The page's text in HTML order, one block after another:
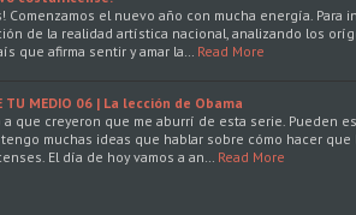
Comenzamos el nuevo año con mucha energía. Para
de la realidad artística nacional, analizando los
que afirma sentir y amar la… Read More
TU MEDIO 06 | La lección de Obama
a que creyeron que me aburrí de esta serie. Pueden
muchas ideas que hablar sobre cómo hacer que
El día de hoy vamos a an… Read More